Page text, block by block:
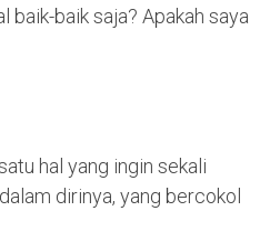
baik-baik saja? Apakah saya
hal yang ingin sekali
dirinya, yang bercokol